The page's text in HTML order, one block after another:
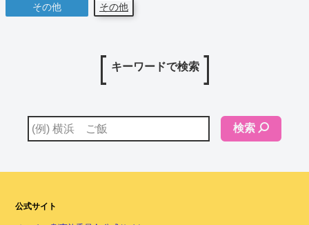
その他
その他
キーワードで検索
検索
公式サイト